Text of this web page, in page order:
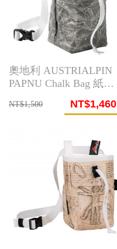
奧地利 AUSTRIALPIN
PAPNU Chalk Bag 紙粉
NT$1,500 NT$1,460